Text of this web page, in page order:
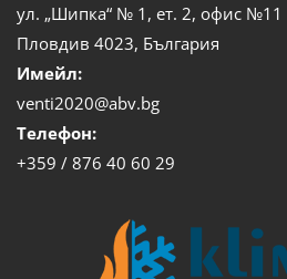
ул. „Шипка“ № 1, ет. 2, офис №11
Пловдив 4023, България
Имейл:
venti2020@abv.bg
Телефон:
+359 / 876 40 60 29